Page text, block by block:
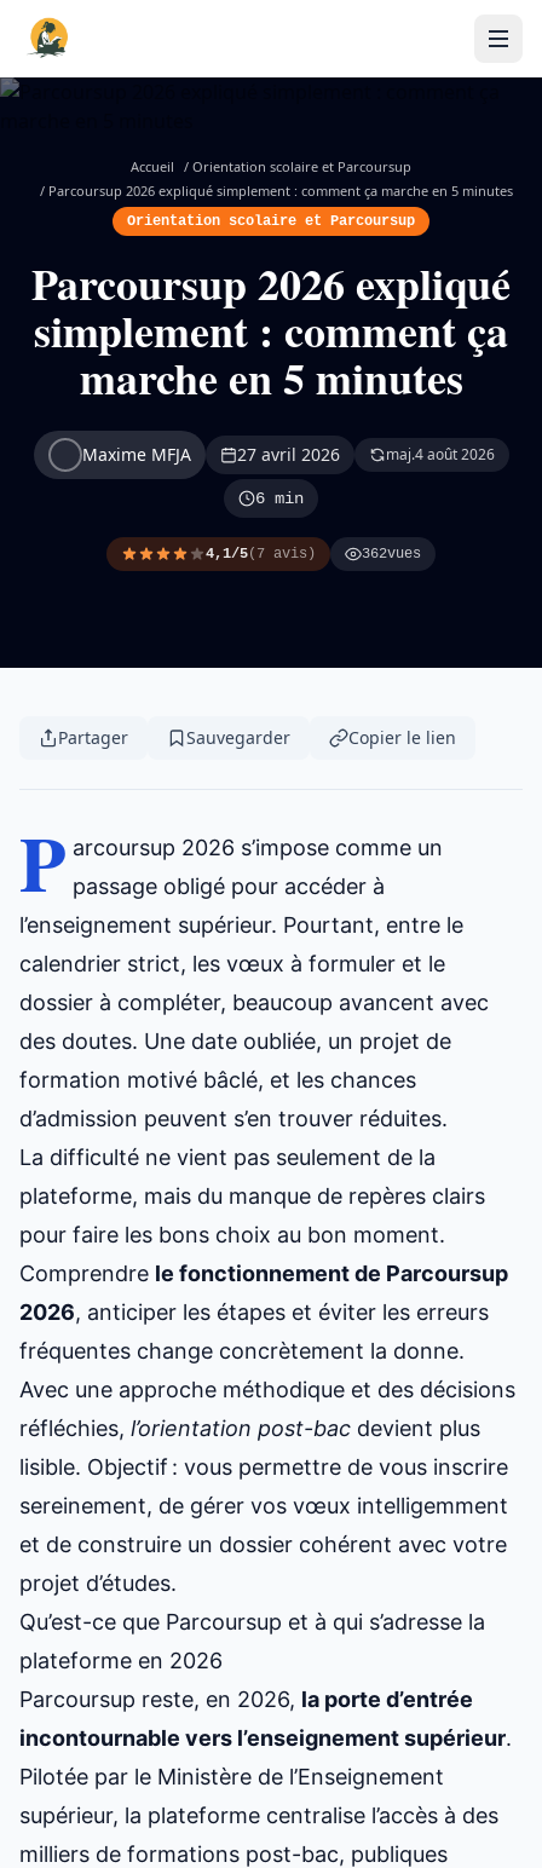
Accueil / Orientation scolaire et Parcoursup
/ Parcoursup 2026 expliqué simplement : comment ça marche en 5 minutes
Orientation scolaire et Parcoursup
Parcoursup 2026 expliqué
simplement : comment ça
marche en 5 minutes
Maxime MFJA 27 avril 2026 maj.4 août 2026
6 min
4,1/5(7 avis) 362vues
Partager Sauvegarder Copier le lien
P arcoursup 2026 s’impose comme un
passage obligé pour accéder à
l’enseignement supérieur. Pourtant, entre le
calendrier strict, les vœux à formuler et le
dossier à compléter, beaucoup avancent avec
des doutes. Une date oubliée, un projet de
formation motivé bâclé, et les chances
d’admission peuvent s’en trouver réduites.
La difficulté ne vient pas seulement de la
plateforme, mais du manque de repères clairs
pour faire les bons choix au bon moment.
Comprendre le fonctionnement de Parcoursup
2026, anticiper les étapes et éviter les erreurs
fréquentes change concrètement la donne.
Avec une approche méthodique et des décisions
réfléchies, l’orientation post-bac devient plus
lisible. Objectif : vous permettre de vous inscrire
sereinement, de gérer vos vœux intelligemment
et de construire un dossier cohérent avec votre
projet d’études.
Qu’est-ce que Parcoursup et à qui s’adresse la
plateforme en 2026
Parcoursup reste, en 2026, la porte d’entrée
incontournable vers l’enseignement supérieur.
Pilotée par le Ministère de l’Enseignement
supérieur, la plateforme centralise l’accès à des
milliers de formations post-bac, publiques